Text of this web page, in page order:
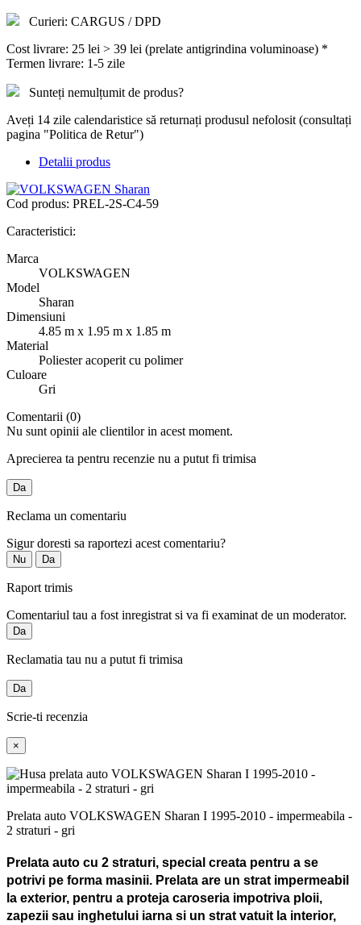
Curieri: CARGUS / DPD
Cost livrare: 25 lei > 39 lei (prelate antigrindina voluminoase) *
Termen livrare: 1-5 zile
Sunteți nemulțumit de produs?
Aveți 14 zile calendaristice să returnați produsul nefolosit (consultați
pagina "Politica de Retur")
Detalii produs
Cod produs: PREL-2S-C4-59
Caracteristici:
Marca
VOLKSWAGEN
Model
Sharan
Dimensiuni
4.85 m x 1.95 m x 1.85 m
Material
Poliester acoperit cu polimer
Culoare
Gri
Comentarii (0)
Nu sunt opinii ale clientilor in acest moment.
Aprecierea ta pentru recenzie nu a putut fi trimisa
Da
Reclama un comentariu
Sigur doresti sa raportezi acest comentariu?
Nu Da
Raport trimis
Comentariul tau a fost inregistrat si va fi examinat de un moderator.
Da
Reclamatia tau nu a putut fi trimisa
Da
Scrie-ti recenzia
×
Prelata auto VOLKSWAGEN Sharan I 1995-2010 - impermeabila -
2 straturi - gri
Prelata auto cu 2 straturi, special creata pentru a se
potrivi pe forma masinii. Prelata are un strat impermeabil
la exterior, pentru a proteja caroseria impotriva ploii,
zapezii sau inghetului iarna si un strat vatuit la interior,